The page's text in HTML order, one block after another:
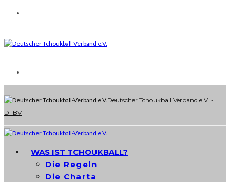
Deutscher Tchoukball Verband e.V. -
DTBV
WAS IST TCHOUKBALL?
Die Regeln
Die Charta